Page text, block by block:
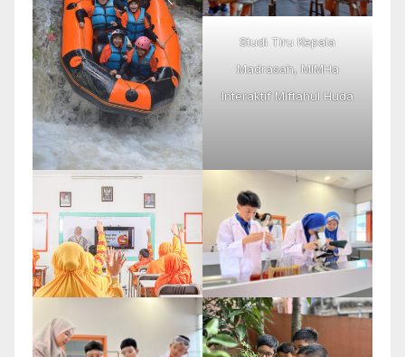
Studi Tiru Kepala
Madrasah, MIMHa
Interaktif MIftahul Huda